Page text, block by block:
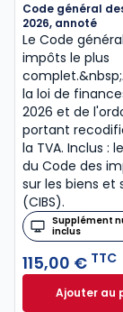
Code général
2026, annoté
Le Code
impôts le plus
la loi de
2026 et de
portant
la TVA. Inclus :
du Code des
sur les biens et
(CIBS).
Supplément
inclus
115,00 € TTC
Ajouter au